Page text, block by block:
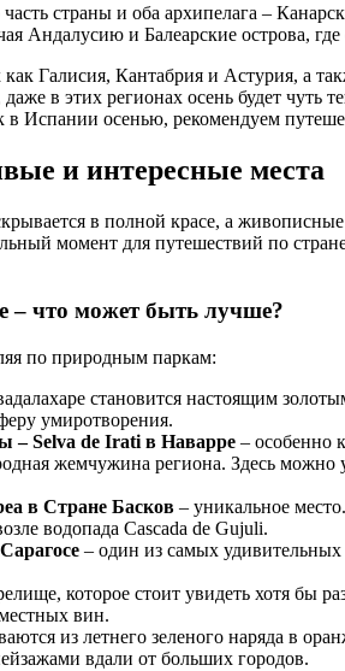
страны и оба архипелага –
Андалусию и Балеарские острова,
Галисия, Кантабрия и Астурия, а
в этих регионах осень будет чуть
Испании осенью, рекомендуем
и интересные места
в полной красе, а
момент для путешествий по
– что может быть лучше?
по природным паркам:
становится настоящим
умиротворения.
– Selva de Irati в Наварре – особенно
жемчужина региона. Здесь можно
в Стране Басков – уникальное
водопада Cascada de Gujuli.
– один из самых
которое стоит увидеть хотя бы
вин.
из летнего зеленого наряда в
вдали от больших городов.